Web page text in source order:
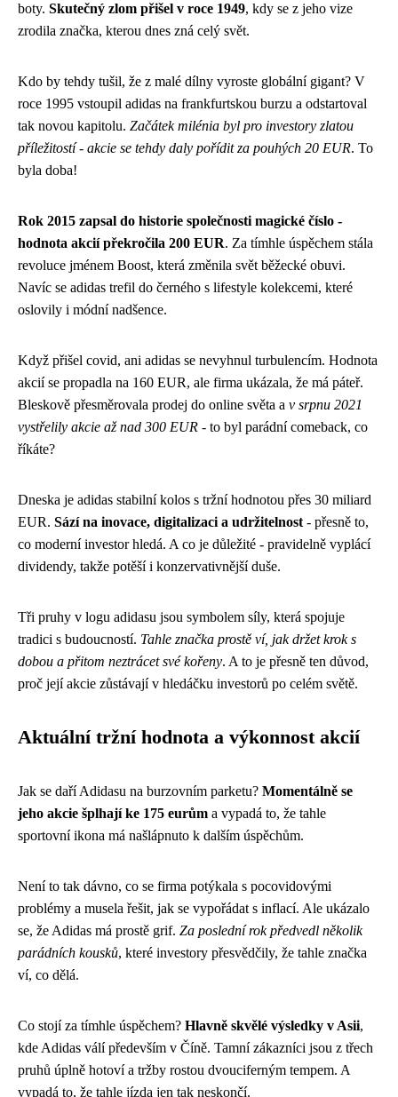
boty. Skutečný zlom přišel v roce 1949, kdy se z jeho vize
zrodila značka, kterou dnes zná celý svět.
Kdo by tehdy tušil, že z malé dílny vyroste globální gigant? V
roce 1995 vstoupil adidas na frankfurtskou burzu a odstartoval
tak novou kapitolu. Začátek milénia byl pro investory zlatou
příležitostí - akcie se tehdy daly pořídit za pouhých 20 EUR. To
byla doba!
Rok 2015 zapsal do historie společnosti magické číslo -
hodnota akcií překročila 200 EUR. Za tímhle úspěchem stála
revoluce jménem Boost, která změnila svět běžecké obuvi.
Navíc se adidas trefil do černého s lifestyle kolekcemi, které
oslovily i módní nadšence.
Když přišel covid, ani adidas se nevyhnul turbulencím. Hodnota
akcií se propadla na 160 EUR, ale firma ukázala, že má páteř.
Bleskově přesměrovala prodej do online světa a v srpnu 2021
vystřelily akcie až nad 300 EUR - to byl parádní comeback, co
říkáte?
Dneska je adidas stabilní kolos s tržní hodnotou přes 30 miliard
EUR. Sází na inovace, digitalizaci a udržitelnost - přesně to,
co moderní investor hledá. A co je důležité - pravidelně vyplácí
dividendy, takže potěší i konzervativnější duše.
Tři pruhy v logu adidasu jsou symbolem síly, která spojuje
tradici s budoucností. Tahle značka prostě ví, jak držet krok s
dobou a přitom neztrácet své kořeny. A to je přesně ten důvod,
proč její akcie zůstávají v hledáčku investorů po celém světě.
Aktuální tržní hodnota a výkonnost akcií
Jak se daří Adidasu na burzovním parketu? Momentálně se
jeho akcie šplhají ke 175 eurům a vypadá to, že tahle
sportovní ikona má našlápnuto k dalším úspěchům.
Není to tak dávno, co se firma potýkala s pocovidovými
problémy a musela řešit, jak se vypořádat s inflací. Ale ukázalo
se, že Adidas má prostě grif. Za poslední rok předvedl několik
parádních kousků, které investory přesvědčily, že tahle značka
ví, co dělá.
Co stojí za tímhle úspěchem? Hlavně skvělé výsledky v Asii,
kde Adidas válí především v Číně. Tamní zákazníci jsou z třech
pruhů úplně hotoví a tržby rostou dvouciferným tempem. A
vypadá to, že tahle jízda jen tak neskončí.